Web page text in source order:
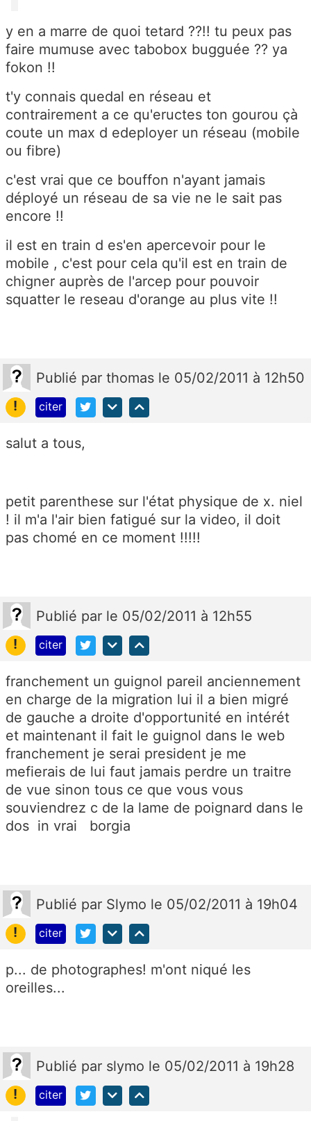
y en a marre de quoi tetard ??!! tu peux pas
faire mumuse avec tabobox bugguée ?? ya
fokon !!
t'y connais quedal en réseau et
contrairement a ce qu'eructes ton gourou çà
coute un max d edeployer un réseau (mobile
ou fibre)
c'est vrai que ce bouffon n'ayant jamais
déployé un réseau de sa vie ne le sait pas
encore !!
il est en train d es'en apercevoir pour le
mobile , c'est pour cela qu'il est en train de
chigner auprès de l'arcep pour pouvoir
squatter le reseau d'orange au plus vite !!
Publié par thomas le 05/02/2011 à 12h50
!
citer
salut a tous,
petit parenthese sur l'état physique de x. niel
! il m'a l'air bien fatigué sur la video, il doit
pas chomé en ce moment !!!!!
Publié par le 05/02/2011 à 12h55
!
citer
franchement un guignol pareil anciennement
en charge de la migration lui il a bien migré
de gauche a droite d'opportunité en intérét
et maintenant il fait le guignol dans le web
franchement je serai president je me
mefierais de lui faut jamais perdre un traitre
de vue sinon tous ce que vous vous
souviendrez c de la lame de poignard dans le
dos in vrai borgia
Publié par Slymo le 05/02/2011 à 19h04
!
citer
p... de photographes! m'ont niqué les
oreilles...
Publié par slymo le 05/02/2011 à 19h28
!
citer